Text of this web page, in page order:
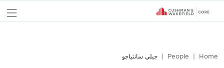
Home
People جيلي سانتياجو